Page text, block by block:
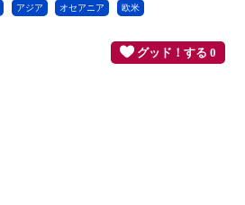
アジア オセアニア 欧米
グッド！する 0